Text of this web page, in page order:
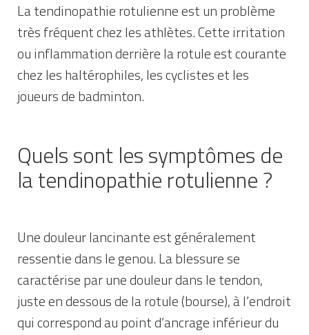
La tendinopathie rotulienne est un problème
très fréquent chez les athlètes. Cette irritation
ou inflammation derrière la rotule est courante
chez les haltérophiles, les cyclistes et les
joueurs de badminton.
Quels sont les symptômes de
la tendinopathie rotulienne ?
Une douleur lancinante est généralement
ressentie dans le genou. La blessure se
caractérise par une douleur dans le tendon,
juste en dessous de la rotule (bourse), à l’endroit
qui correspond au point d’ancrage inférieur du